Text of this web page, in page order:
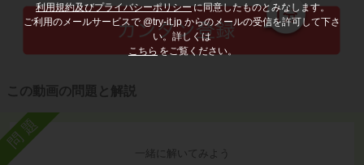
利用規約及びプライバシーポリシーに同意したものとみなします。
ご利用のメールサービスで @try-it.jp からのメールの受信を許可して下さ
い。詳しくは
こちら をご覧ください。
この動画の問題と解説
問題
一緒に解いてみよう